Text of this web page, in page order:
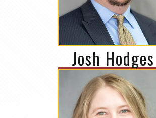
Josh Hodges